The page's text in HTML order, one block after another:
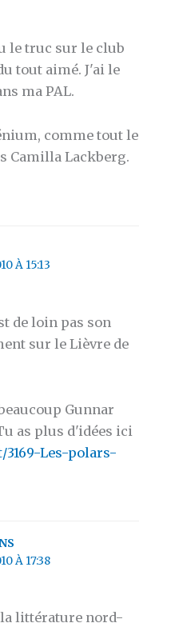
le truc sur le club
tout aimé. J'ai le
ma PAL.
comme tout le
Camilla Lackberg.
À 15:13
de loin pas son
sur le Lièvre de
Gunnar
as plus d'idées ici
Les-polars-
À 17:38
la littérature nord-